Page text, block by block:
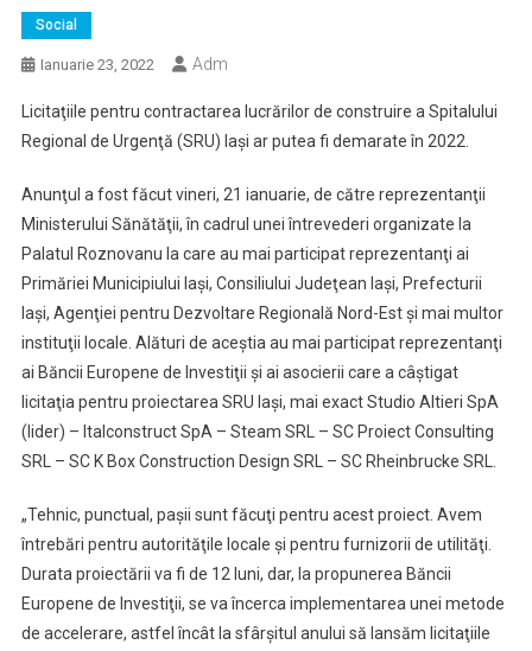
Social
Ianuarie 23, 2022 Adm
Licitaţiile pentru contractarea lucrărilor de construire a Spitalului
Regional de Urgenţă (SRU) Iaşi ar putea fi demarate în 2022.
Anunţul a fost făcut vineri, 21 ianuarie, de către reprezentanţii
Ministerului Sănătăţii, în cadrul unei întrevederi organizate la
Palatul Roznovanu la care au mai participat reprezentanţi ai
Primăriei Municipiului Iaşi, Consiliului Judeţean Iaşi, Prefecturii
Iaşi, Agenţiei pentru Dezvoltare Regională Nord-Est şi mai multor
instituţii locale. Alături de aceştia au mai participat reprezentanţi
ai Băncii Europene de Investiţii şi ai asocierii care a câştigat
licitaţia pentru proiectarea SRU Iaşi, mai exact Studio Altieri SpA
(lider) – Italconstruct SpA – Steam SRL – SC Proiect Consulting
SRL – SC K Box Construction Design SRL – SC Rheinbrucke SRL.
„Tehnic, punctual, paşii sunt făcuţi pentru acest proiect. Avem
întrebări pentru autorităţile locale şi pentru furnizorii de utilităţi.
Durata proiectării va fi de 12 luni, dar, la propunerea Băncii
Europene de Investiţii, se va încerca implementarea unei metode
de accelerare, astfel încât la sfârşitul anului să lansăm licitaţiile